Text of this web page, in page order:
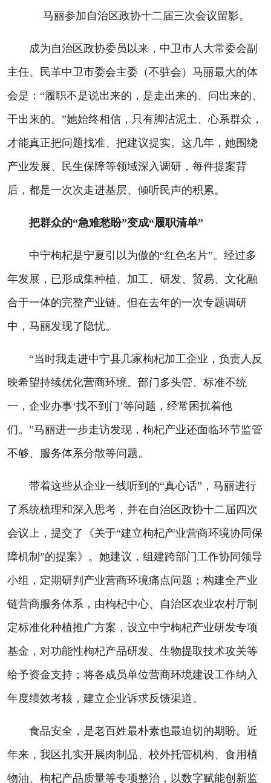
马丽参加自治区政协十二届三次会议留影。
成为自治区政协委员以来，中卫市人大常委会副
主任、民革中卫市委会主委（不驻会）马丽最大的体
会是：“履职不是说出来的，是走出来的、问出来的、
干出来的。”她始终相信，只有脚沾泥土、心系群众，
才能真正把问题找准、把建议提实。这几年，她围绕
产业发展、民生保障等领域深入调研，每件提案背
后，都是一次次走进基层、倾听民声的积累。
把群众的“急难愁盼”变成“履职清单”
中宁枸杞是宁夏引以为傲的“红色名片”。经过多
年发展，已形成集种植、加工、研发、贸易、文化融
合于一体的完整产业链。但在去年的一次专题调研
中，马丽发现了隐忧。
“当时我走进中宁县几家枸杞加工企业，负责人反
映希望持续优化营商环境。部门多头管、标准不统
一，企业办事‘找不到门’等问题，经常困扰着他
们。”马丽进一步走访发现，枸杞产业还面临环节监管
不够、服务体系分散等问题。
带着这些从企业一线听到的“真心话”，马丽进行
了系统梳理和深入思考，并在自治区政协十二届四次
会议上，提交了《关于“建立枸杞产业营商环境协同保
障机制”的提案》。她建议，组建跨部门工作协同领导
小组，定期研判产业营商环境痛点问题；构建全产业
链营商服务体系，由枸杞中心、自治区农业农村厅制
定标准化种植推广方案，设立中宁枸杞产业研发专项
基金，对功能性枸杞产品研发、生物提取技术攻关等
给予资金支持；将各成员单位营商环境建设工作纳入
年度绩效考核，建立企业诉求反馈渠道。
食品安全，是老百姓最朴素也最迫切的期盼。近
年来，我区扎实开展肉制品、校外托管机构、食用植
物油、枸杞产品质量等专项整治，以数字赋能创新监